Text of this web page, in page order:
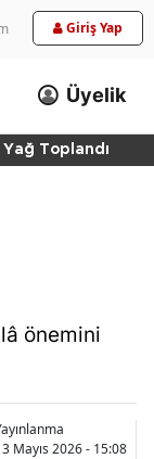
Giriş Yap
Üyelik
Toplandı
önemini
Mayıs 2026 - 15:08